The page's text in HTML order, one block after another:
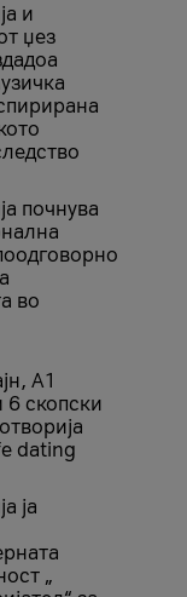
и
џез
почнува
во
A1
6 скопски
dating
ја
„